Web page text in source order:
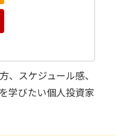
スケジュール感、
学びたい個人投資家